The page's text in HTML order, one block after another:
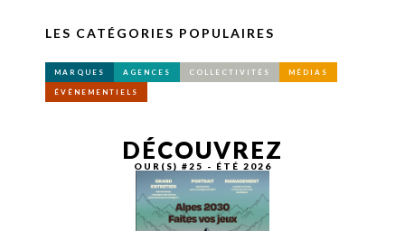
LES CATÉGORIES POPULAIRES
MARQUES AGENCES COLLECTIVITÉS MÉDIAS
ÉVÉNEMENTIELS
DÉCOUVREZ
OUR(S) #25 - ÉTÉ 2026